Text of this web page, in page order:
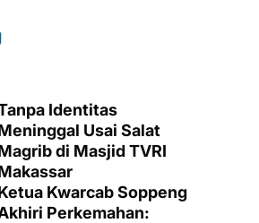
Identitas
Usai Salat
di Masjid TVRI
Kwarcab Soppeng
Perkemahan: